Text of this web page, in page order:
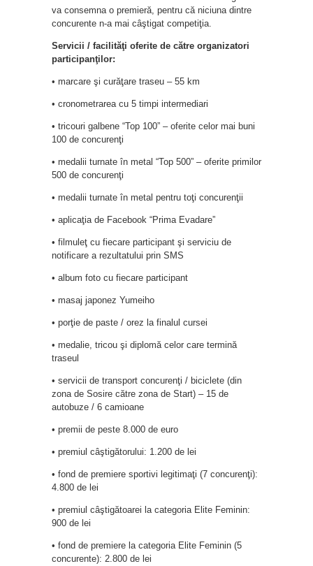
va consemna o premieră, pentru că niciuna dintre
concurente n-a mai câştigat competiţia.
Servicii / facilităţi oferite de către organizatori
participanţilor:
• marcare şi curăţare traseu – 55 km
• cronometrarea cu 5 timpi intermediari
• tricouri galbene “Top 100” – oferite celor mai buni
100 de concurenţi
• medalii turnate în metal “Top 500” – oferite primilor
500 de concurenţi
• medalii turnate în metal pentru toţi concurenţii
• aplicaţia de Facebook “Prima Evadare”
• filmuleţ cu fiecare participant şi serviciu de
notificare a rezultatului prin SMS
• album foto cu fiecare participant
• masaj japonez Yumeiho
• porţie de paste / orez la finalul cursei
• medalie, tricou şi diplomă celor care termină
traseul
• servicii de transport concurenţi / biciclete (din
zona de Sosire către zona de Start) – 15 de
autobuze / 6 camioane
• premii de peste 8.000 de euro
• premiul câştigătorului: 1.200 de lei
• fond de premiere sportivi legitimaţi (7 concurenţi):
4.800 de lei
• premiul câştigătoarei la categoria Elite Feminin:
900 de lei
• fond de premiere la categoria Elite Feminin (5
concurente): 2.800 de lei